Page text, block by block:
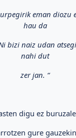
eman diozu
hau da
bizi naiz udan
nahi dut
zer jan. “
digu ez
gure